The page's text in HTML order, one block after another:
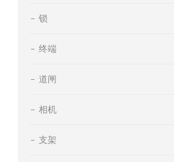
锁
终端
道闸
相机
支架